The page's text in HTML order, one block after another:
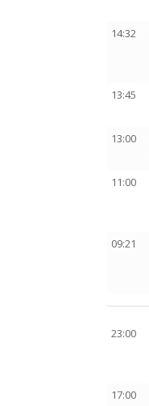
14:32
13:45
13:00
11:00
09:21
23:00
17:00